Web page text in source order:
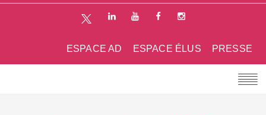
PRESSE
ESPACE ÉLUS
ESPACE AD